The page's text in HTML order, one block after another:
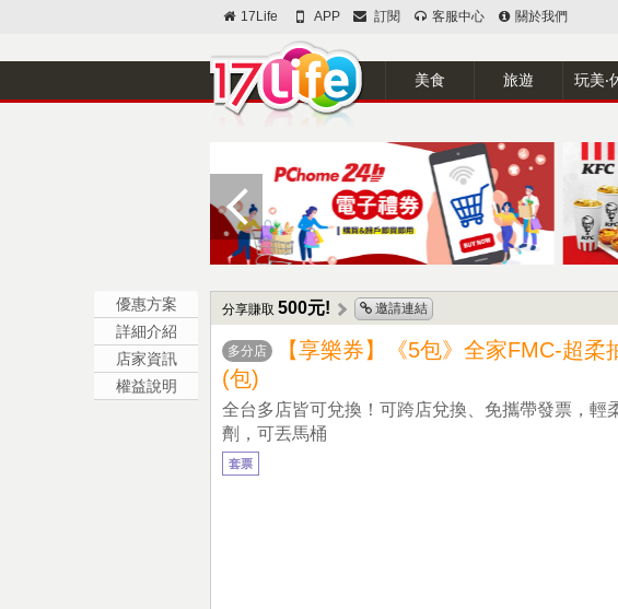
17Life APP 訂閱 客服中心 關於我們
美食 旅遊 玩美‧
優惠方案
詳細介紹
店家資訊
權益說明
分享賺取 500元! 邀請連結
多分店
【享樂券】《5包》全家FMC-超柔
(包)
全台多店皆可兌換！可跨店兌換、免攜帶發票，輕
劑，可丟馬桶
套票